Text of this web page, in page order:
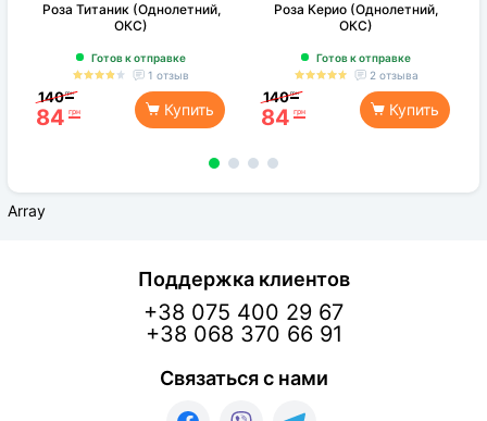
Роза Титаник (Однолетний,
ОКС)
Готов к отправке
1 отзыв
140 грн
84 грн Купить
Роза Керио (Однолетний,
ОКС)
Готов к отправке
2 отзыва
140 грн
84 грн Купить
Array
Поддержка клиентов
+38 075 400 29 67
+38 068 370 66 91
Связаться с нами